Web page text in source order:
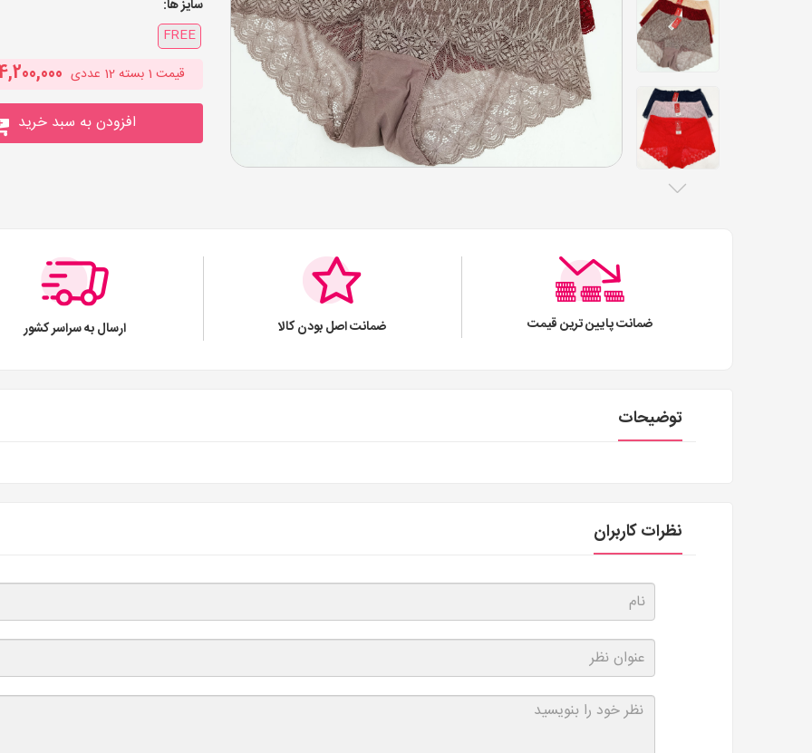
سایز ها:
FREE
قیمت 1 بسته 12 عددی
افزودن به سبد خرید
ضمانت پایین ترین قیمت ضمانت اصل بودن کالا ارسال به سراسر کشور
توضیحات
نظرات کاربران